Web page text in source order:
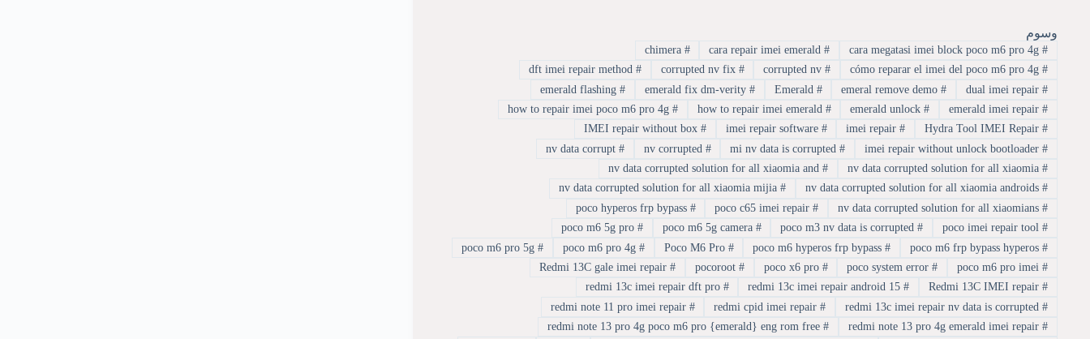
وسوم
#
cara megatasi imei block poco m6 pro 4g
#
cara repair imei emerald
#
chimera
#
cómo reparar el imei del poco m6 pro 4g
#
corrupted nv
#
corrupted nv fix
#
dft imei repair method
#
dual imei repair
#
emeral remove demo
#
#
emerald fix dm-verity
#
emerald flashing
#
emerald imei repair
#
emerald unlock
#
#
how to repair imei poco m6 pro 4g
#
Hydra Tool IMEI Repair
#
imei repair
#
imei repair software
#
IMEI repair without box
#
imei repair without unlock bootloader
#
mi nv data is corrupted
#
#
nv data corrupt
#
nv data corrupted solution for all xiaomia
#
nv data corrupted solution for all xiaomia and
#
nv data corrupted solution for all xiaomia androids
#
nv data corrupted solution for all xiaomia mijia
#
nv data corrupted solution for all xiaomians
#
poco c65 imei repair
#
poco hyperos frp bypass
#
poco imei repair tool
#
poco m3 nv data is corrupted
#
poco m6 5g camera
#
poco m6 5g pro
#
poco m6 frp bypass hyperos
#
poco m6 hyperos frp bypass
#
Poco M6 Pro
#
poco m6 pro 4g
#
poco m6 pro 5g
#
poco m6 pro imei
#
poco system error
#
poco x6 pro
#
pocoroot
#
Redmi 13C gale imei repair
#
Redmi 13C IMEI repair
#
redmi 13c imei repair android 15
#
redmi 13c imei repair dft pro
#
redmi 13c imei repair nv data is corrupted
#
redmi cpid imei repair
#
redmi note 11 pro imei repair
#
redmi note 13 pro 4g emerald imei repair
#
redmi note 13 pro 4g poco m6 pro {emerald} eng rom free